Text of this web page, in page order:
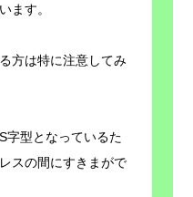
ます。
方は特に注意してみ
字型となっているた
スの間にすきまがで